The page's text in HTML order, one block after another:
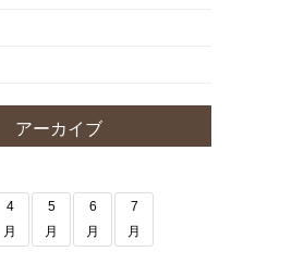
アーカイブ
4
月
5
月
6
月
7
月